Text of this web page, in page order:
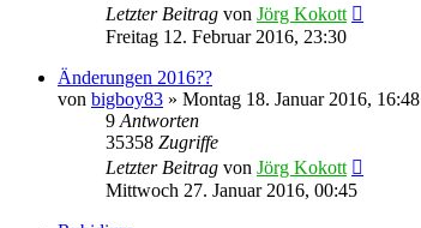
Letzter Beitrag von Jörg Kokott
Freitag 12. Februar 2016, 23:30
Änderungen 2016??
von bigboy83 » Montag 18. Januar 2016, 16:48
9 Antworten
35358 Zugriffe
Letzter Beitrag von Jörg Kokott
Mittwoch 27. Januar 2016, 00:45